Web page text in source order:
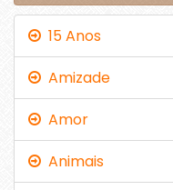
15 Anos
Amizade
Amor
Animais